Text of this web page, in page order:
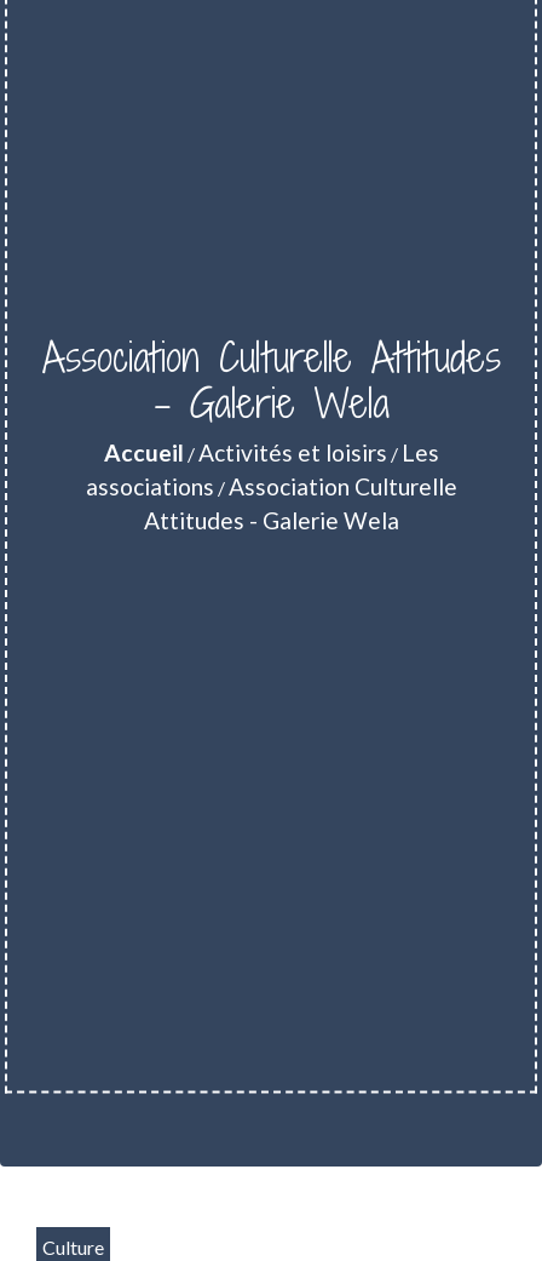
Association Culturelle Attitudes
- Galerie Wela
Accueil /Activités et loisirs / Les
associations /Association Culturelle
Attitudes - Galerie Wela
Culture